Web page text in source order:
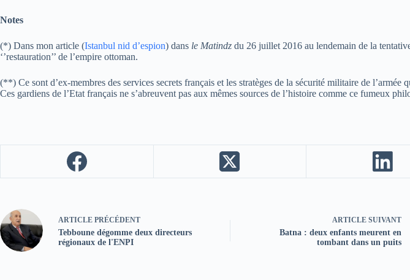
Notes
(*) Dans mon article (Istanbul nid d’espion) dans le Matindz du 26 juillet 2016 au lendemain de la
‘’restauration’’ de l’empire ottoman.
(**) Ce sont d’ex-membres des services secrets français et les stratèges de la sécurité militaire de
Ces gardiens de l’Etat français ne s’abreuvent pas aux mêmes sources de l’histoire comme ce fumeux
ARTICLE PRÉCÉDENT
Tebboune dégomme deux directeurs
régionaux de l'ENPI
ARTICLE SUIVANT
Batna : deux enfants meurent en
tombant dans un puits